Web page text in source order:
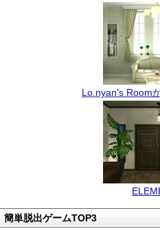
Lo.nyan's Room
簡単脱出ゲームTOP3